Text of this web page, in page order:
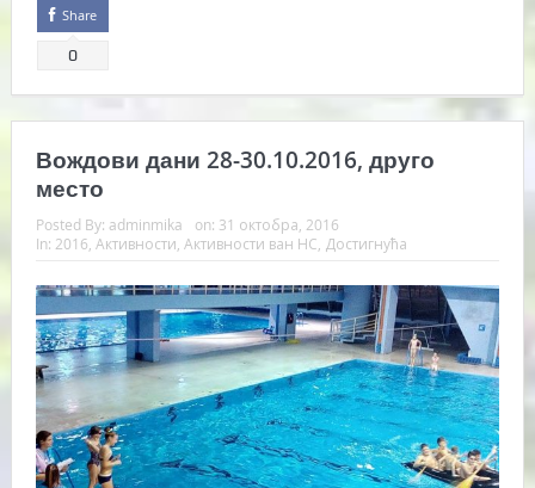
Share
0
Вождови дани 28-30.10.2016, друго
место
Posted By: adminmika on: 31 октобра, 2016
In: 2016 Активности Активности ван НС Достигнућа